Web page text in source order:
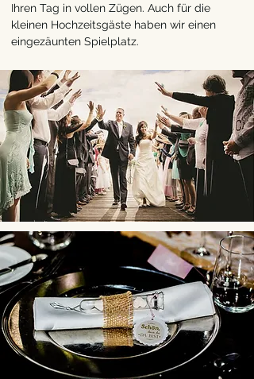
Ihren Tag in vollen Zügen. Auch für die
kleinen Hochzeitsgäste haben wir einen
eingezäunten Spielplatz.